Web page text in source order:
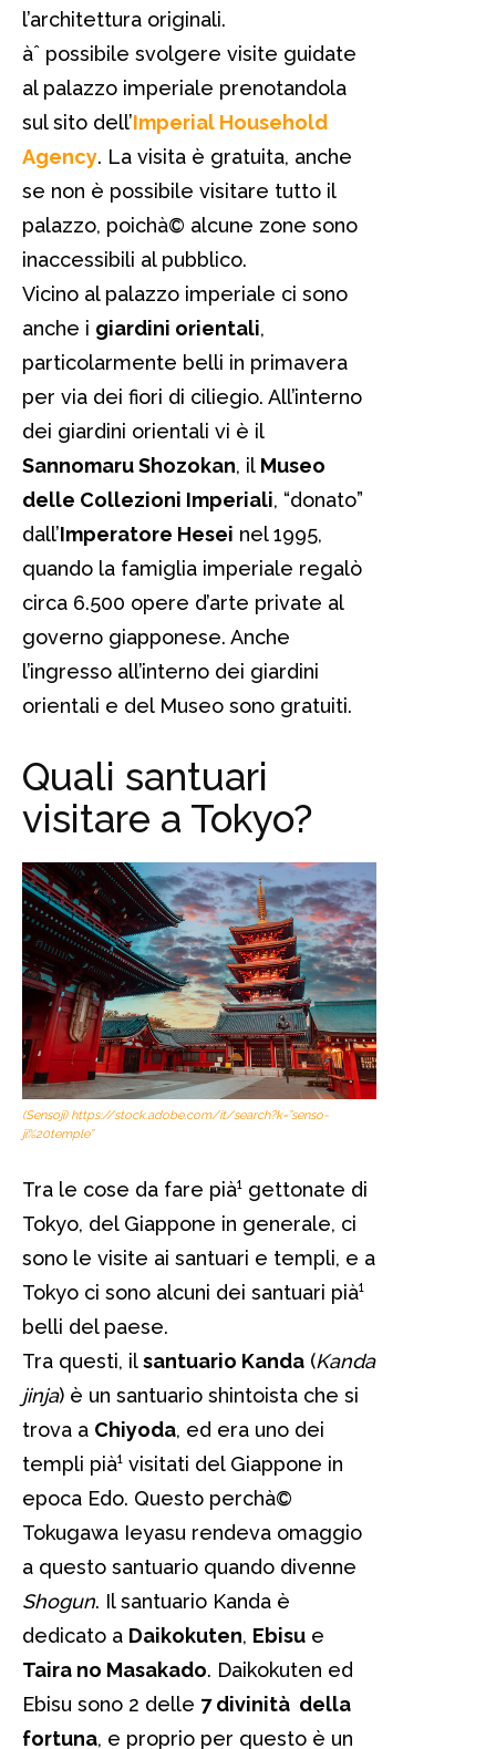
l’architettura originali.
àˆ possibile svolgere visite guidate
al palazzo imperiale prenotandola
sul sito dell’Imperial Household
Agency. La visita è gratuita, anche
se non è possibile visitare tutto il
palazzo, poichà© alcune zone sono
inaccessibili al pubblico.
Vicino al palazzo imperiale ci sono
anche i giardini orientali,
particolarmente belli in primavera
per via dei fiori di ciliegio. All’interno
dei giardini orientali vi è il
Sannomaru Shozokan, il Museo
delle Collezioni Imperiali, “donato”
dall’Imperatore Hesei nel 1995,
quando la famiglia imperiale regalò
circa 6.500 opere d’arte private al
governo giapponese. Anche
l’ingresso all’interno dei giardini
orientali e del Museo sono gratuiti.
Quali santuari
visitare a Tokyo?
(Sensoji) https://stock.adobe.com/it/search?k=”senso-
ji%20temple”
Tra le cose da fare pià¹ gettonate di
Tokyo, del Giappone in generale, ci
sono le visite ai santuari e templi, e a
Tokyo ci sono alcuni dei santuari pià¹
belli del paese.
Tra questi, ilsantuario Kanda (Kanda
jinja) è un santuario shintoista che si
trova a Chiyoda, ed era uno dei
templi pià¹ visitati del Giappone in
epoca Edo. Questo perchà©
Tokugawa Ieyasu rendeva omaggio
a questo santuario quando divenne
Shogun. Il santuario Kanda è
dedicato a Daikokuten, Ebisu e
Taira no Masakado. Daikokuten ed
Ebisu sono 2 delle 7 divinità della
fortuna, e proprio per questo è un